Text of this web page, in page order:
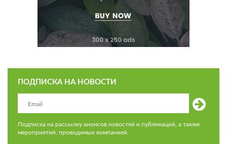
ПОДПИСКА НА НОВОСТИ
Подписка на рассылку анонсов новостей и публикаций, а также
мероприятий, проводимых компанией.